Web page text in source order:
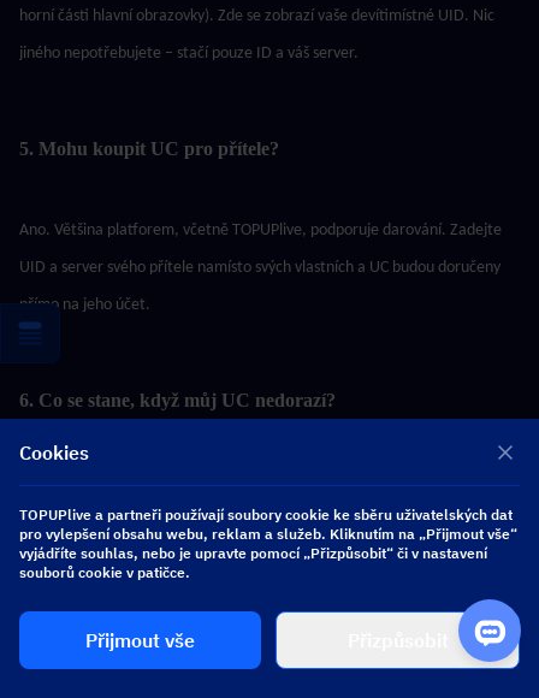
horní části hlavní obrazovky). Zde se zobrazí vaše devítimístné UID. Nic
jiného nepotřebujete – stačí pouze ID a váš server.
5. Mohu koupit UC pro přítele?
Ano. Většina platforem, včetně TOPUPlive, podporuje darování. Zadejte
UID a server svého přítele namísto svých vlastních a UC budou doručeny
přímo na jeho účet.
6. Co se stane, když můj UC nedorazí?
Pokud se vaše UC neobjeví v herní schránce do 1 hodiny, vyhledejte ID
transakce v e-mailu s potvrzením objednávky. Kontaktujte tým podpory
platformy a uveďte číslo své objednávky. TOPUPlive uplatňuje zásady
Cookies
TOPUPlive a partneři používají soubory cookie ke sběru uživatelských dat
pro vylepšení obsahu webu, reklam a služeb. Kliknutím na „Přijmout vše“
vyjádříte souhlas, nebo je upravte pomocí „Přizpůsobit“ či v nastavení
souborů cookie v patičce.
Přijmout vše